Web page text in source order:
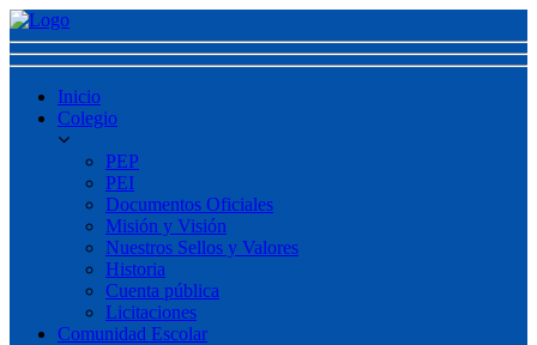
Inicio
Colegio
PEP
PEI
Documentos Oficiales
Misión y Visión
Nuestros Sellos y Valores
Historia
Cuenta pública
Licitaciones
Comunidad Escolar